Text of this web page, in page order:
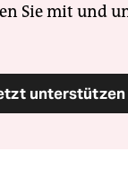
Sie mit und
unterstützen